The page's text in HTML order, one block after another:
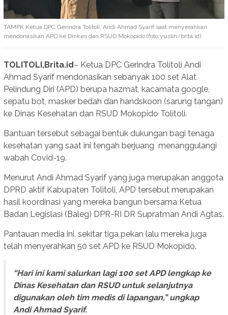
TAMPK Ketua DPC Gerindra Tolitoli, Andi Ahmad Syarif saat menyerahkan
mendonasikan APD ke Dinkes dan RSUD Mokopido.(foto:yuslih/brita.id)
TOLITOLI,Brita.id– Ketua DPC Gerindra Tolitoli Andi
Ahmad Syarif mendonasikan sebanyak 100 set Alat
Pelindung Diri (APD) berupa hazmat, kacamata google,
sepatu bot, masker bedah dan handskoon (sarung tangan)
ke Dinas Kesehatan dan RSUD Mokopido Tolitoli.
Bantuan tersebut sebagai bentuk dukungan bagi tenaga
kesehatan yang saat ini tengah berjuang menanggulangi
wabah Covid-19.
Menurut Andi Ahmad Syarif yang juga merupakan anggota
DPRD aktif Kabupaten Tolitoli, APD tersebut merupakan
hasil koordinasi yang mereka bangun bersama Ketua
Badan Legislasi (Baleg) DPR-RI DR Supratman Andi Agtas.
Pantauan media ini, sekitar tiga pekan lalu mereka juga
telah menyerahkan 50 set APD ke RSUD Mokopido.
“Hari ini kami salurkan lagi 100 set APD lengkap ke
Dinas Kesehatan dan RSUD untuk selanjutnya
digunakan oleh tim medis di lapangan,” ungkap
Andi Ahmad Syarif.